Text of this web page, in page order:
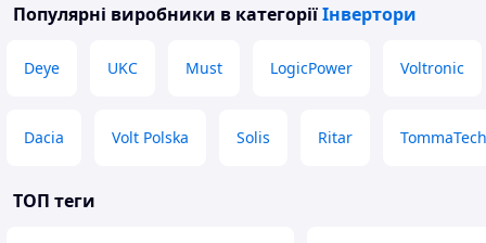
Популярні виробники в категоріїІнвертори
Deye UKC Must LogicPower Voltronic
Dacia Volt Polska Solis Ritar TommaTech
ТОП теги